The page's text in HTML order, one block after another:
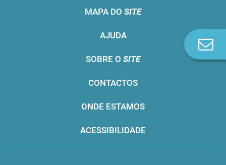
MAPA DO SITE
AJUDA
SOBRE O SITE
CONTACTOS
ONDE ESTAMOS
ACESSIBILIDADE